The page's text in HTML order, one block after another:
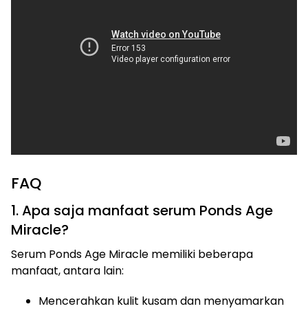
FAQ
1. Apa saja manfaat serum Ponds Age
Miracle?
Serum Ponds Age Miracle memiliki beberapa
manfaat, antara lain:
Mencerahkan kulit kusam dan menyamarkan